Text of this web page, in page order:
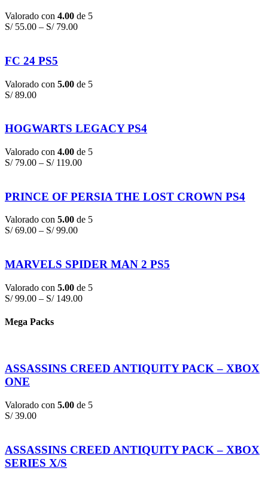
Valorado con 4.00 de 5
S/55.00 – S/79.00
FC 24 PS5
Valorado con 5.00 de 5
S/89.00
HOGWARTS LEGACY PS4
Valorado con 4.00 de 5
S/79.00 – S/119.00
PRINCE OF PERSIA THE LOST CROWN PS4
Valorado con 5.00 de 5
S/69.00 – S/99.00
MARVELS SPIDER MAN 2 PS5
Valorado con 5.00 de 5
S/99.00 – S/149.00
Mega Packs
ASSASSINS CREED ANTIQUITY PACK – XBOX
ONE
Valorado con 5.00 de 5
S/39.00
ASSASSINS CREED ANTIQUITY PACK – XBOX
SERIES X/S